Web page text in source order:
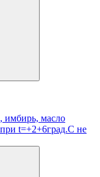
имбирь, масло
t=+2+6град.С не